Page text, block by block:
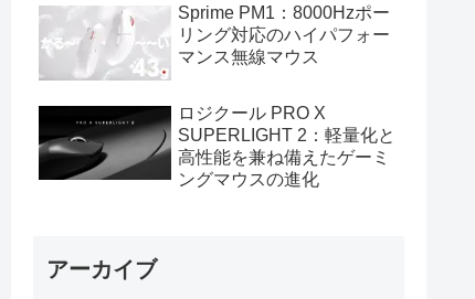
Sprime PM1：8000Hzポー
リング対応のハイパフォー
マンス無線マウス
ロジクール PRO X
SUPERLIGHT 2：軽量化と
高性能を兼ね備えたゲーミ
ングマウスの進化
アーカイブ